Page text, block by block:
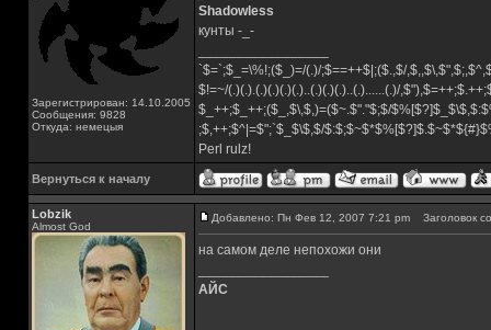
Зарегистрирован: 14.10.2005
Сообщения: 9828
Откуда: немецыя
Shadowless
кунты -_-
`$=`;$_=\%!;($_)=/(.)/;$==++$|;($.,$/
$!=~/(.)(.).(.)(.)(.)(.)..(.)(.)(.)..(.)......(.)/
$_++;$_++;($_,$\,$,)=($~.$"."$;$/
;$,++;$^|=$";`$_$\$,$/
Perl rulz!
Вернуться к началу
Lobzik
Almost God
Добавлено: Пн Фев 12, 2007 7:21 pm Заголовок
на самом деле непохожи они
АЙС